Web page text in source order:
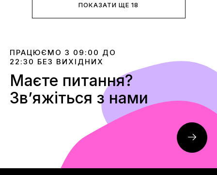
ПОКАЗАТИ ЩЕ 18
ПРАЦЮЄМО З 09:00 ДО
22:30 БЕЗ ВИХІДНИХ
Маєте питання?
Звʼяжіться з нами